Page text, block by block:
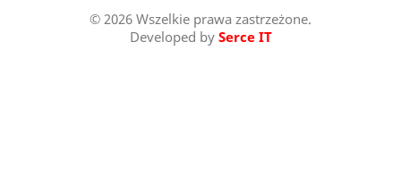
© 2026 Wszelkie prawa zastrzeżone.
Developed by Serce IT